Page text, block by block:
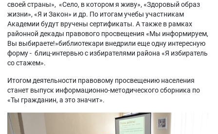
своей страны», «Село, в котором я живу», «Здоровый образ
жизни», «Я и Закон» и др. По итогам учебы участникам
Академии будут вручены сертификаты. А также в рамках
районной декады правового просвещения «Мы информируем,
Вы выбираете!»библиотекари внедрили еще одну интересную
форму - блиц-интервью с избирателями района «Я избиратель
со стажем».
Итогом деятельности правовому просвещению населения
станет выпуск информационно-методического сборника по
«Ты гражданин, а это значит».